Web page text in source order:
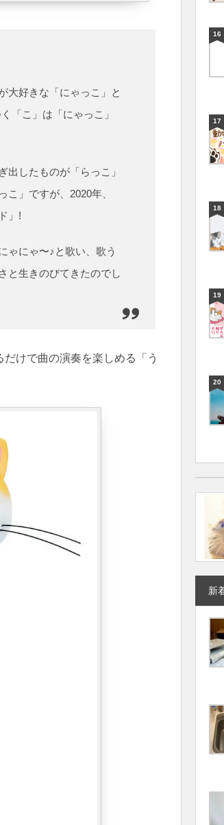
大好きな「にゃっこ」と
「こ」は「にゃっこ」
したものが「らっこ」
」ですが、2020年、
」!
ゃにゃ〜♪と歌い、歌う
と生きのびてきたのでし
けで曲の演奏を楽しめる「う
16
17
18
19
20
新